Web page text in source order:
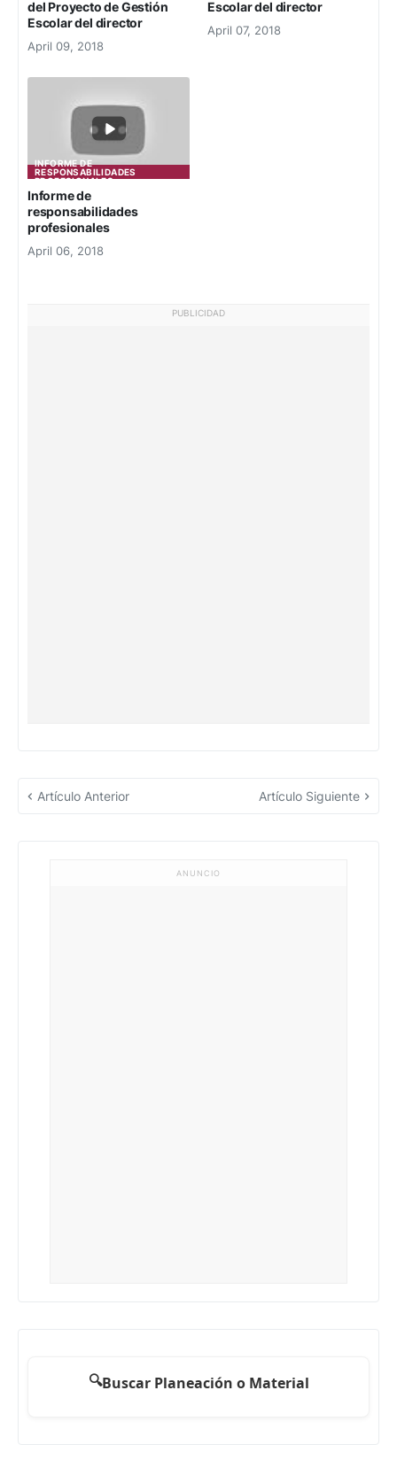
del Proyecto de Gestión
Escolar del director
April 09, 2018
Escolar del director
April 07, 2018
INFORME DE
RESPONSABILIDADES
PROFESIONALES
Informe de
responsabilidades
profesionales
April 06, 2018
PUBLICIDAD
Artículo Anterior Artículo Siguiente
ANUNCIO
🔍Buscar Planeación o Material